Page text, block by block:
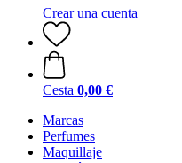
Crear una cuenta
Cesta 0,00 €
Marcas
Perfumes
Maquillaje